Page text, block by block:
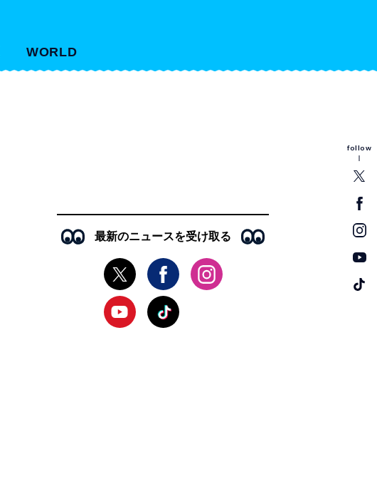
WORLD
follow
最新のニュースを受け取る